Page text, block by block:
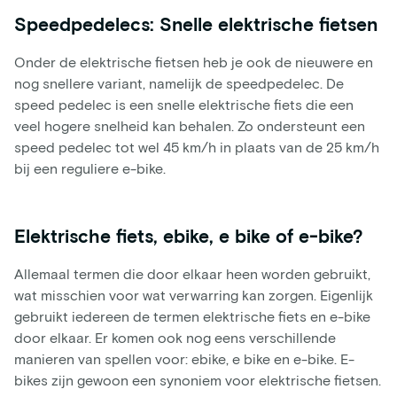
Speedpedelecs: Snelle elektrische fietsen
Onder de elektrische fietsen heb je ook de nieuwere en
nog snellere variant, namelijk de speedpedelec. De
speed pedelec is een snelle elektrische fiets die een
veel hogere snelheid kan behalen. Zo ondersteunt een
speed pedelec tot wel 45 km/h in plaats van de 25 km/h
bij een reguliere e-bike.
Elektrische fiets, ebike, e bike of e-bike?
Allemaal termen die door elkaar heen worden gebruikt,
wat misschien voor wat verwarring kan zorgen. Eigenlijk
gebruikt iedereen de termen elektrische fiets en e-bike
door elkaar. Er komen ook nog eens verschillende
manieren van spellen voor: ebike, e bike en e-bike. E-
bikes zijn gewoon een synoniem voor elektrische fietsen.